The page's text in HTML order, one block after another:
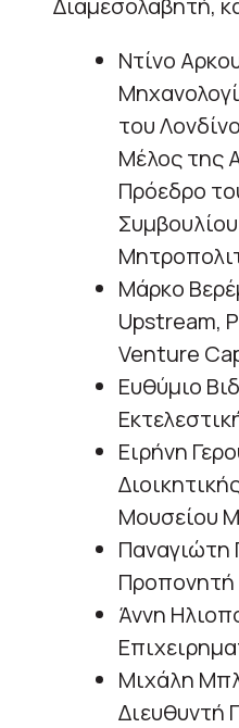
Διαμεσολαβητή,
Ντίνο
του
Μέλος της
Πρόεδρο
Μάρκο
Upstream,
Venture
Ευθύμιο
Ειρήνη
Μουσείου
Παναγιώτη
Άννη
Μιχάλη
Διευθυντή